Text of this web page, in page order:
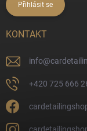
Přihlásit se
KONTAKT
info@
+420 725 666